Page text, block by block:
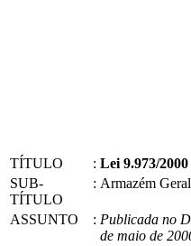
TÍTULO : Lei 9.973/2000
SUB-
TÍTULO
: Armazém
ASSUNTO : Publicada no
de maio de